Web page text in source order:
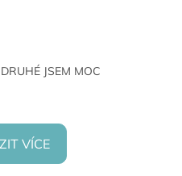
JSEM MOC
VÍCE